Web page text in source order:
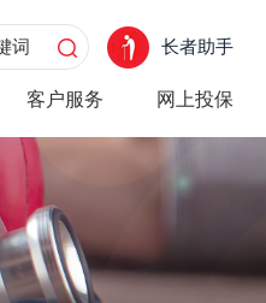
长者助手
客户服务 网上投保